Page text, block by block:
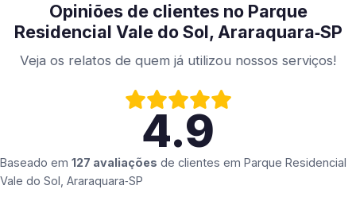
Opiniões de clientes no Parque
Residencial Vale do Sol, Araraquara‑SP
Veja os relatos de quem já utilizou nossos serviços!
4.9
Baseado em 127 avaliações de clientes em Parque Residencial
Vale do Sol, Araraquara‑SP